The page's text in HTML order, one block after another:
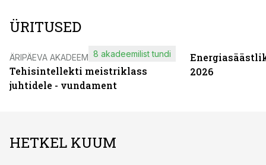
ÜRITUSED
ÄRIPÄEVA AKADEEMIA
Tehisintellekti meistriklass
juhtidele - vundament
8 akadeemilist tundi
2026
HETKEL KUUM